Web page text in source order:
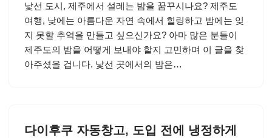
낯선 도시, 제주에서 설레는 밤을 꿈꾸시나요? 제주도
여행, 낮에는 아름다운 자연 속에서 힐링하고 밤에는 잊
지 못할 추억을 만들고 싶으신가요? 아마 많은 분들이
제주도의 밤을 어떻게 보내야 할지 고민하며 이 글을 찾
아주셨을 겁니다. 낯선 곳에서의 밤은…
다이후쿠 자동창고, 도입 전에 냉정하게